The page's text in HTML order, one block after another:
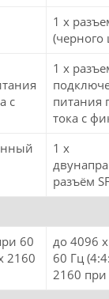
1 x
(черного
с
1 x
питания
тока с
1 x
разъём
60
2160
до 4096
60 Гц
2160 при